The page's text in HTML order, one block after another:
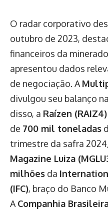
O radar corporativo
outubro de 2023,
financeiros da
apresentou dados
de negociação. A
divulgou seu balanço
disso, a Raízen (RAIZ4)
de 700 mil toneladas
trimestre da safra
Magazine Luiza
milhões da
(IFC), braço do Banco
A Companhia